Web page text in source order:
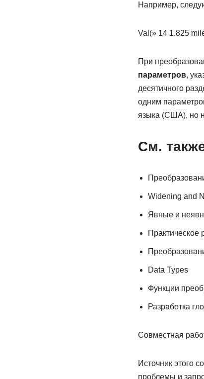
Например,
Val(» 14 1.825
При
параметров,
десятичного
одним
языка (США), но
См.
Widening and
Явные и
Практическое
Data Types
Функции
Разработка
Совместная
Источник этого
проблемы и